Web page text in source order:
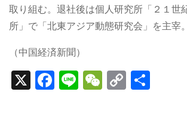
取り組む。退社後は個人研究所「２１世
所」で「北東アジア動態研究会」を主宰。
（中国経済新聞）
X F
a
Li
n
W
e
C
o